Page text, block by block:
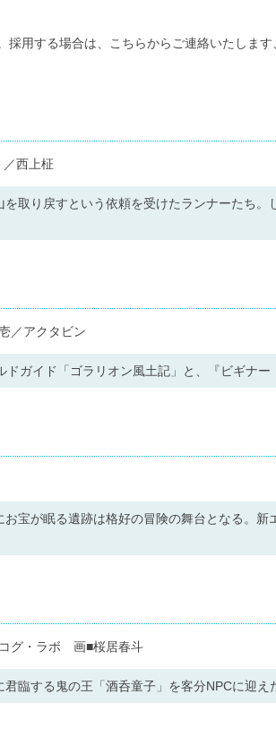
採用する場合は、こちらからご連絡いたしま
／西上柾
取り戻すという依頼を受けたランナーたち
／アクタビン
ドガイド「ゴラリオン風土記」と、『ビギナ
お宝が眠る遺跡は格好の冒険の舞台となる。
グ・ラボ 画■桜居春斗
臨する鬼の王「酒呑童子」を客分NPCに迎え